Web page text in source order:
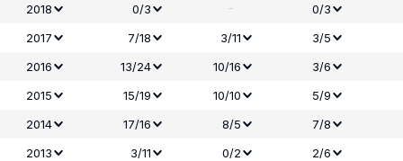
2018
0/3 -
0/3
2017
7/18 3/11
3/5
2016
13/24 10/16
3/6
2015
15/19 10/10
5/9
2014
17/16 8/5 7/8
2013
3/11 0/2
2/6